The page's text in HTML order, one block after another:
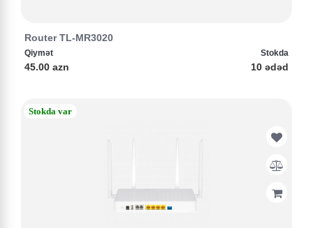
Router TL-MR3020
Qiymət
45.00 azn
Stokda
10 ədəd
Stokda var